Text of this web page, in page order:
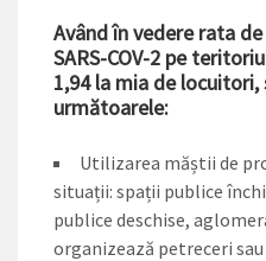
Având în vedere rata
SARS-COV-2 pe
1,94 la mia de locuitori,
următoarele:
Utilizarea măștii de
situații: spații publice
publice deschise,
organizează petreceri